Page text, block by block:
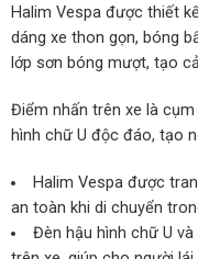
Halim Vespa được thiết
dáng xe thon gọn, bóng
lớp sơn bóng mượt, tạo
Điểm nhấn trên xe là
hình chữ U độc đáo, tạo
Halim Vespa được
an toàn khi di chuyển
Đèn hậu hình chữ U